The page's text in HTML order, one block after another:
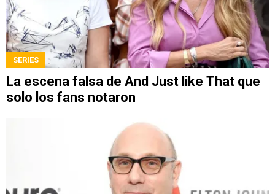
SERIES
La escena falsa de And Just like That que
solo los fans notaron